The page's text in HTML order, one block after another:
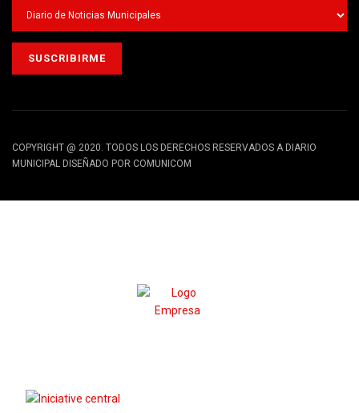
COPYRIGHT @ 2020. TODOS LOS DERECHOS RESERVADOS A DIARIO
MUNICIPAL DISEÑADO POR COMUNICOM